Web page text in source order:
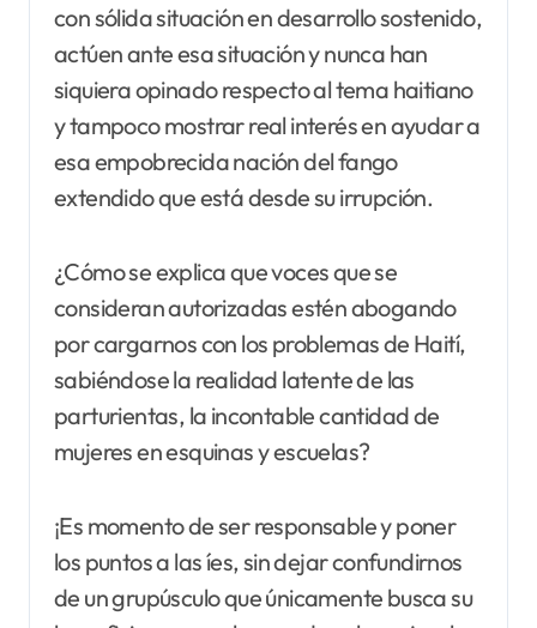
con sólida situación en desarrollo sostenido,
actúen ante esa situación y nunca han
siquiera opinado respecto al tema haitiano
y tampoco mostrar real interés en ayudar a
esa empobrecida nación del fango
extendido que está desde su irrupción.
¿Cómo se explica que voces que se
consideran autorizadas estén abogando
por cargarnos con los problemas de Haití,
sabiéndose la realidad latente de las
parturientas, la incontable cantidad de
mujeres en esquinas y escuelas?
¡Es momento de ser responsable y poner
los puntos a las íes, sin dejar confundirnos
de un grupúsculo que únicamente busca su